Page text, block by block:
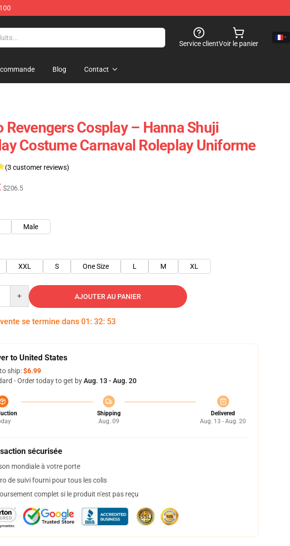
Service clientVoir le panier
Blog Contact
Revengers Cosplay – Hanna Shuji
Costume Carnaval Roleplay Uniforme
(3 customer reviews)
$206.5
Male
XXL S One Size L M XL
AJOUTER AU PANIER
se termine dans 01 : 32: 51
to United States
ship:$6.99
- Order today to get byAug. 13 - Aug. 20
Shipping
Aug. 09
Delivered
Aug. 13 - Aug. 20
sécurisée
mondiale à votre porte
de suivi fourni pour tous les colis
complet si le produit n'est pas reçu